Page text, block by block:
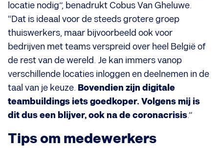
locatie nodig”, benadrukt Cobus Van Gheluwe.
“Dat is ideaal voor de steeds grotere groep
thuiswerkers, maar bijvoorbeeld ook voor
bedrijven met teams verspreid over heel België of
de rest van de wereld. Je kan immers vanop
verschillende locaties inloggen en deelnemen in de
taal van je keuze. Bovendien zijn digitale
teambuildings iets goedkoper. Volgens mij is
dit dus een blijver, ook na de coronacrisis.”
Tips om medewerkers